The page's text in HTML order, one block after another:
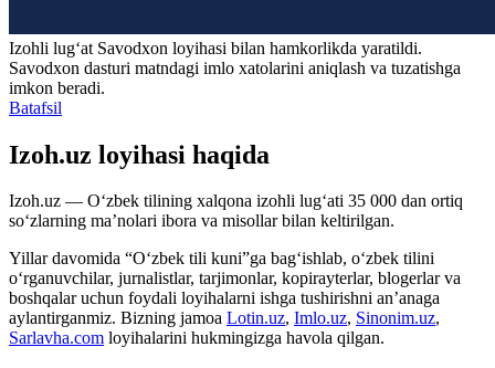
Izohli lugʻat Savodxon loyihasi bilan hamkorlikda yaratildi.
Savodxon dasturi matndagi imlo xatolarini aniqlash va tuzatishga
imkon beradi.
Batafsil
Izoh.uz loyihasi haqida
Izoh.uz — O‘zbek tilining xalqona izohli lug‘ati 35 000 dan ortiq
so‘zlarning ma’nolari ibora va misollar bilan keltirilgan.
Yillar davomida “O‘zbek tili kuni”ga bag‘ishlab, o‘zbek tilini
o‘rganuvchilar, jurnalistlar, tarjimonlar, kopirayterlar, blogerlar va
boshqalar uchun foydali loyihalarni ishga tushirishni an’anaga
aylantirganmiz. Bizning jamoa Lotin.uz, Imlo.uz, Sinonim.uz,
Sarlavha.com loyihalarini hukmingizga havola qilgan.